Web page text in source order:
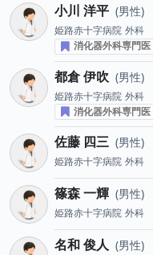
小川 洋平 男性
姫路赤十字病院 外科
消化器外科専門医
都倉 伊吹 男性
姫路赤十字病院 外科
消化器外科専門医
佐藤 四三 男性
姫路赤十字病院 外科
篠森 一輝 男性
姫路赤十字病院 外科
名和 俊人 男性